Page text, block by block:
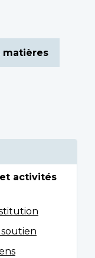
matières
activités
soutien